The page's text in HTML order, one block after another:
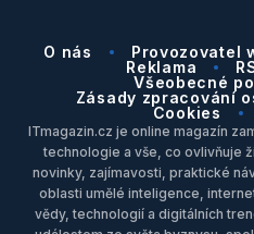
O nás Provozovatel
Reklama
Všeobecné
Zásady zpracování
Cookies
ITmagazin.cz je online magazín
technologie a vše, co ovlivňuje
novinky, zajímavosti, praktické
oblasti umělé inteligence,
vědy, technologií a digitálních